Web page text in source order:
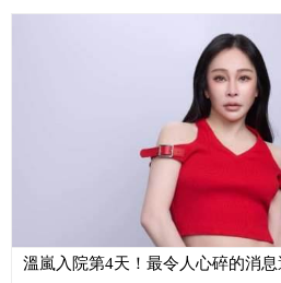
溫嵐入院第4天！最令人心碎的消